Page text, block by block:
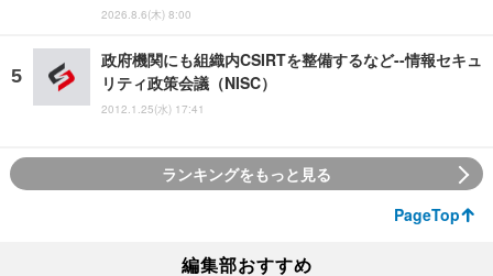
2026.8.6(木) 8:00
政府機関にも組織内CSIRTを整備するなど--情報セキュ
リティ政策会議（NISC）
2012.1.25(水) 17:41
ランキングをもっと見る
PageTop
編集部おすすめ